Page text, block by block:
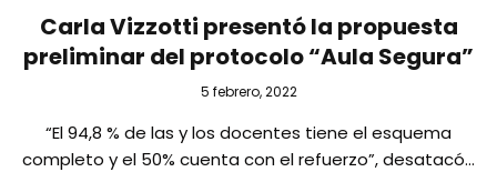
Carla Vizzotti presentó la propuesta
preliminar del protocolo “Aula Segura”
5 febrero, 2022
“El 94,8 % de las y los docentes tiene el esquema
completo y el 50% cuenta con el refuerzo”, desatacó…